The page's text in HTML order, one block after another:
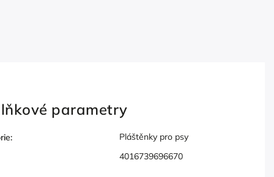
parametry
:
Pláštěnky pro psy
4016739696670